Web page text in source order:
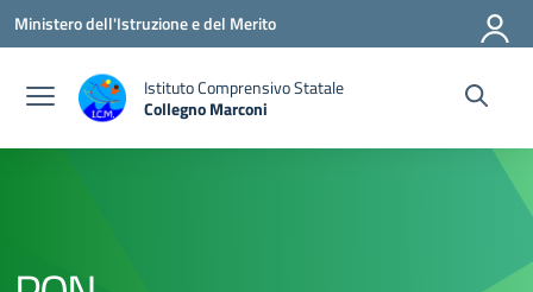
Vai ai contenuti
Vai al menu di navigazione
Vai al footer
Ministero dell'Istruzione e del Merito
Istituto Comprensivo Statale
Collegno Marconi